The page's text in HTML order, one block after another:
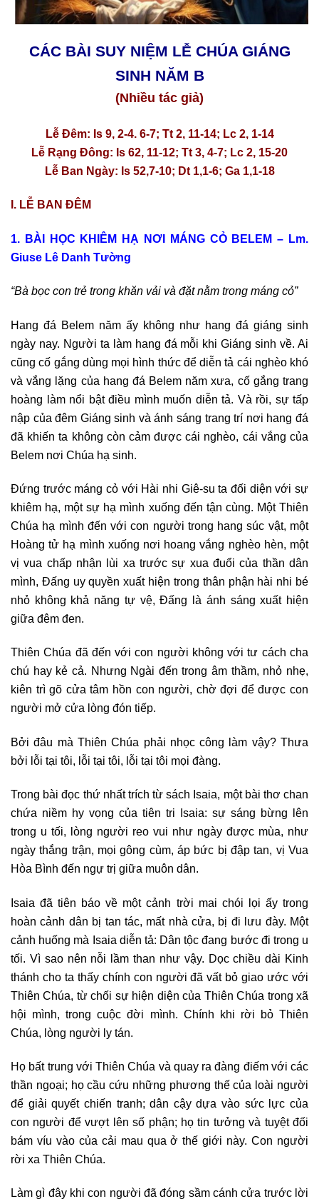
CÁC BÀI SUY NIỆM LỄ CHÚA GIÁNG
SINH NĂM B
(Nhiều tác giả)
Lễ Đêm: Is 9, 2-4. 6-7; Tt 2, 11-14; Lc 2, 1-14
Lễ Rạng Đông: Is 62, 11-12; Tt 3, 4-7; Lc 2, 15-20
Lễ Ban Ngày: Is 52,7-10; Dt 1,1-6; Ga 1,1-18
I. LỄ BAN ĐÊM
1. BÀI HỌC KHIÊM HẠ NƠI MÁNG CỎ BELEM – Lm.
Giuse Lê Danh Tường
“Bà bọc con trẻ trong khăn vải và đặt nằm trong máng cỏ”
Hang đá Belem năm ấy không như hang đá giáng sinh
ngày nay. Người ta làm hang đá mỗi khi Giáng sinh về. Ai
cũng cố gắng dùng mọi hình thức để diễn tả cái nghèo khó
và vắng lặng của hang đá Belem năm xưa, cố gắng trang
hoàng làm nổi bật điều mình muốn diễn tả. Và rồi, sự tấp
nập của đêm Giáng sinh và ánh sáng trang trí nơi hang đá
đã khiến ta không còn cảm được cái nghèo, cái vắng của
Belem nơi Chúa hạ sinh.
Đứng trước máng cỏ với Hài nhi Giê-su ta đối diện với sự
khiêm hạ, một sự hạ mình xuống đến tận cùng. Một Thiên
Chúa hạ mình đến với con người trong hang súc vật, một
Hoàng tử hạ mình xuống nơi hoang vắng nghèo hèn, một
vị vua chấp nhận lùi xa trước sự xua đuổi của thần dân
mình, Đấng uy quyền xuất hiện trong thân phận hài nhi bé
nhỏ không khả năng tự vệ, Đấng là ánh sáng xuất hiện
giữa đêm đen.
Thiên Chúa đã đến với con người không với tư cách cha
chú hay kẻ cả. Nhưng Ngài đến trong âm thầm, nhỏ nhẹ,
kiên trì gõ cửa tâm hồn con người, chờ đợi để được con
người mở cửa lòng đón tiếp.
Bởi đâu mà Thiên Chúa phải nhọc công làm vậy? Thưa
bởi lỗi tại tôi, lỗi tại tôi, lỗi tại tôi mọi đàng.
Trong bài đọc thứ nhất trích từ sách Isaia, một bài thơ chan
chứa niềm hy vọng của tiên tri Isaia: sự sáng bừng lên
trong u tối, lòng người reo vui như ngày được mùa, như
ngày thắng trận, mọi gông cùm, áp bức bị đập tan, vị Vua
Hòa Bình đến ngự trị giữa muôn dân.
Isaia đã tiên báo về một cảnh trời mai chói lọi ấy trong
hoàn cảnh dân bị tan tác, mất nhà cửa, bị đi lưu đày. Một
cảnh huống mà Isaia diễn tả: Dân tộc đang bước đi trong u
tối. Vì sao nên nỗi lầm than như vậy. Dọc chiều dài Kinh
thánh cho ta thấy chính con người đã vất bỏ giao ước với
Thiên Chúa, từ chối sự hiện diện của Thiên Chúa trong xã
hội mình, trong cuộc đời mình. Chính khi rời bỏ Thiên
Chúa, lòng người ly tán.
Họ bất trung với Thiên Chúa và quay ra đàng điếm với các
thần ngoại; họ cầu cứu những phương thế của loài người
để giải quyết chiến tranh; dân cậy dựa vào sức lực của
con người để vượt lên số phận; họ tin tưởng và tuyệt đối
bám víu vào của cải mau qua ở thế giới này. Con người
rời xa Thiên Chúa.
Làm gì đây khi con người đã đóng sầm cánh cửa trước lời